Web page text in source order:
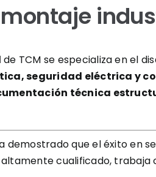
de TCM se especializa en el
seguridad eléctrica y
técnica
demostrado que el éxito en
altamente cualificado,